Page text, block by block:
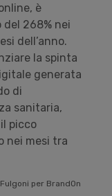
è
268% nei
dell’anno.
la spinta
generata
di
sanitaria,
picco
nei mesi tra
per BrandOn